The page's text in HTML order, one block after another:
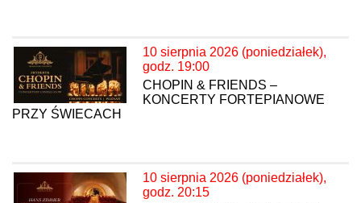
10 sierpnia 2026 (poniedziałek),
godz. 19:00
CHOPIN & FRIENDS –
KONCERTY FORTEPIANOWE
PRZY ŚWIECACH
10 sierpnia 2026 (poniedziałek),
godz. 20:15